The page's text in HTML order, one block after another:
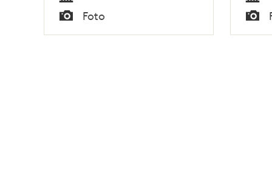
Tid
Typ
Foto Tid
Typ